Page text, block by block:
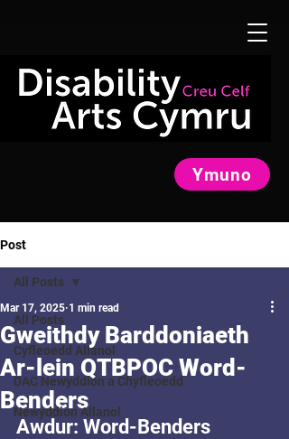
Ymuno
Post
All Posts
Cyfleoedd Allanol
DAC Newyddion a Chyfleoedd
Newyddion Allanol
All Posts
Gweithdy Barddoniaeth
Ar-lein QTBPOC Word-
Benders
Mar 17, 2025 1 min read
Awdur: Word-Benders